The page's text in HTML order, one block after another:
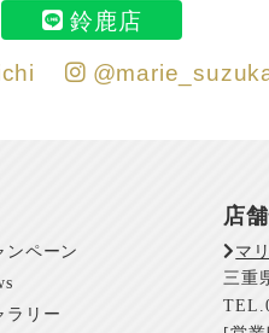
鈴鹿店
ンペーン
ラリー
店
マ
三重